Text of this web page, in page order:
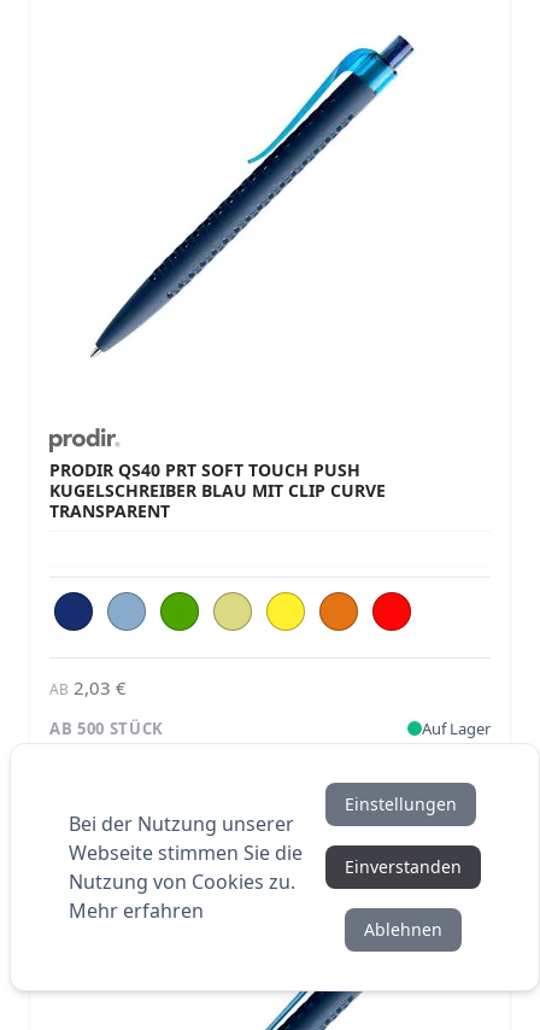
PRODIR QS40 PRT SOFT TOUCH PUSH
KUGELSCHREIBER BLAU MIT CLIP CURVE
TRANSPARENT
AB 2,03 €
AB 500 STÜCK Auf Lager
Bei der Nutzung unserer
Webseite stimmen Sie die
Nutzung von Cookies zu.
Mehr erfahren
Einstellungen
Einverstanden
Ablehnen